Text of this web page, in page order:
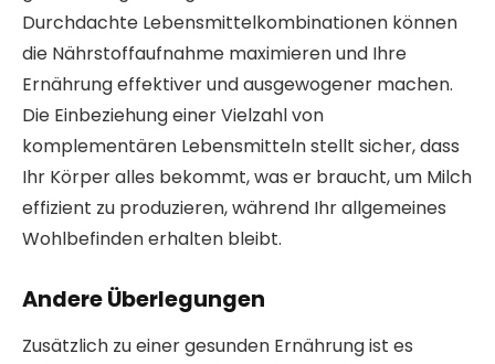
Durchdachte Lebensmittelkombinationen können
die Nährstoffaufnahme maximieren und Ihre
Ernährung effektiver und ausgewogener machen.
Die Einbeziehung einer Vielzahl von
komplementären Lebensmitteln stellt sicher, dass
Ihr Körper alles bekommt, was er braucht, um Milch
effizient zu produzieren, während Ihr allgemeines
Wohlbefinden erhalten bleibt.
Andere Überlegungen
Zusätzlich zu einer gesunden Ernährung ist es